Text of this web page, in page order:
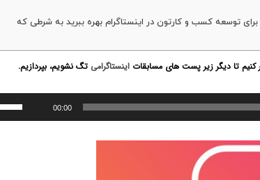
توسعه کسب و کارتون در اینستاگرام بهره ببرید به شرطی که
کنیم تا دیگر زیر پست های مسابقات اینستاگرامی تگ نشویم، بپردازیم.
00:00